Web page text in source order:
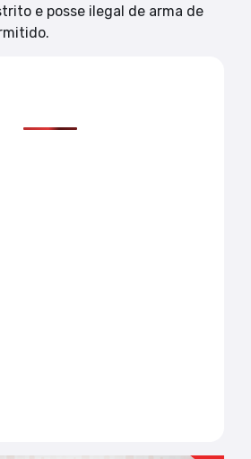
e posse ilegal de arma de